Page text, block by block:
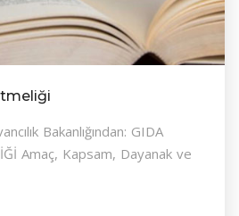
Bakanlığından: GIDA
Amaç, Kapsam, Dayanak ve